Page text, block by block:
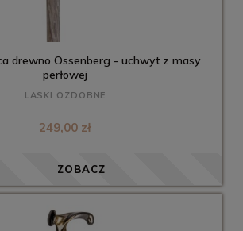
drewno Ossenberg - uchwyt z masy
perłowej
LASKI OZDOBNE
249,00 zł
ZOBACZ